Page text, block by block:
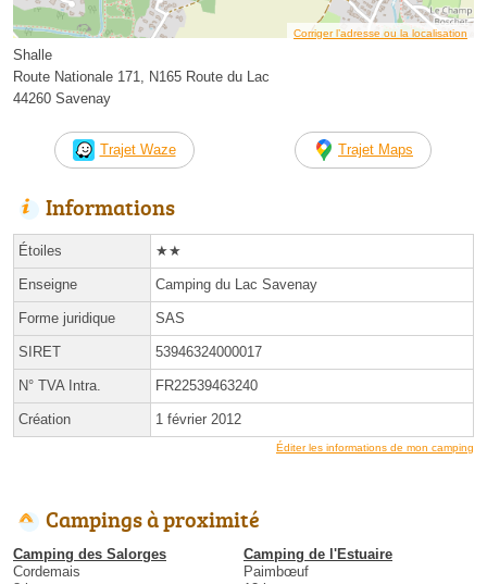
Corriger l’adresse ou la localisation
Shalle
Route Nationale 171, N165 Route du Lac
44260 Savenay
Trajet Waze Trajet Maps
Informations
Étoiles ★★
Enseigne Camping du Lac Savenay
Forme juridique SAS
SIRET 53946324000017
N° TVA Intra. FR22539463240
Création 1 février 2012
Éditer les informations de mon camping
Campings à proximité
Camping des Salorges
Cordemais
Camping de l'Estuaire
Paimbœuf